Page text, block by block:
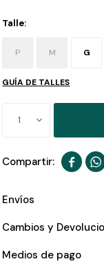
Talle:
P M G
GUÍA DE TALLES
1
 
Envíos
Cambios y
Medios de pago